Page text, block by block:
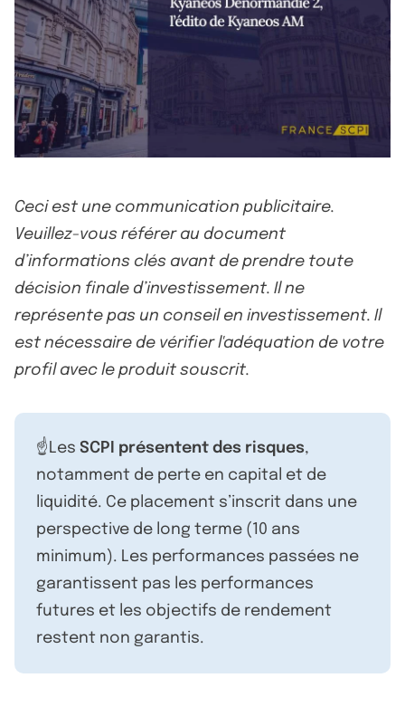
Ceci est une communication publicitaire.
Veuillez-vous référer au document
d’informations clés avant de prendre toute
décision finale d’investissement. Il ne
représente pas un conseil en investissement. Il
est nécessaire de vérifier l'adéquation de votre
profil avec le produit souscrit.
☝️Les SCPI présentent des risques,
notamment de perte en capital et de
liquidité. Ce placement s’inscrit dans une
perspective de long terme (10 ans
minimum). Les performances passées ne
garantissent pas les performances
futures et les objectifs de rendement
restent non garantis.